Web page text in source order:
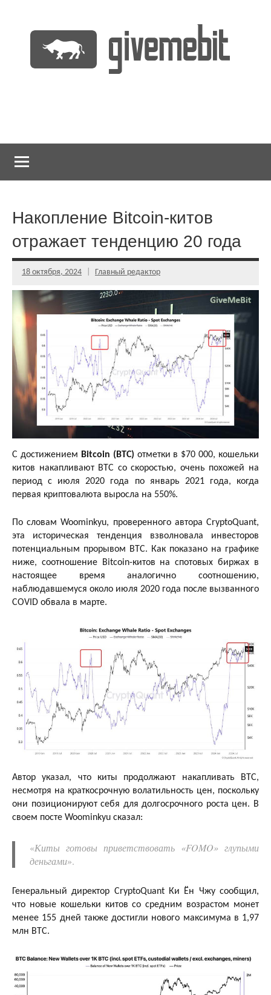
содержимому
Накопление Bitcoin-китов
отражает тенденцию 20 года
18 октября, 2024 Главный редактор
С достижением Bitcoin (BTC) отметки в $70 000, кошельки
китов накапливают BTC со скоростью, очень похожей на
период с июля 2020 года по январь 2021 года, когда
первая криптовалюта выросла на 550%.
По словам Woominkyu, проверенного автора CryptoQuant,
эта историческая тенденция взволновала инвесторов
потенциальным прорывом BTC. Как показано на графике
ниже, соотношение Bitcoin-китов на спотовых биржах в
настоящее время аналогично соотношению,
наблюдавшемуся около июля 2020 года после вызванного
COVID обвала в марте.
Автор указал, что киты продолжают накапливать BTC,
несмотря на краткосрочную волатильность цен, поскольку
они позиционируют себя для долгосрочного роста цен. В
своем посте Woominkyu сказал:
«Киты готовы приветствовать «FOMO» глупыми
деньгами».
Генеральный директор CryptoQuant Ки Ён Чжу сообщил,
что новые кошельки китов со средним возрастом монет
менее 155 дней также достигли нового максимума в 1,97
млн ​​BTC.